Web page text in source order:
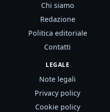
Chi siamo
Redazione
Politica editoriale
Contatti
LEGALE
Note legali
Privacy policy
Cookie policy